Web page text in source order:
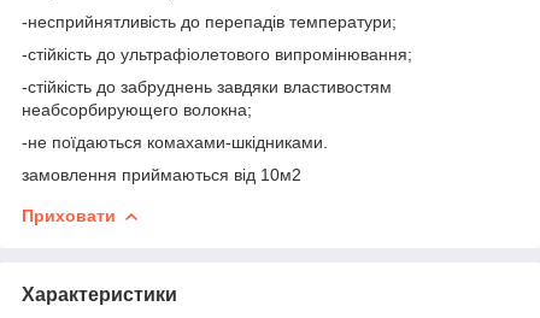
-несприйнятливість до перепадів температури;
-стійкість до ультрафіолетового випромінювання;
-стійкість до забруднень завдяки властивостям
неабсорбирующего волокна;
-не поїдаються комахами-шкідниками.
замовлення приймаються від 10м2
Приховати
Характеристики